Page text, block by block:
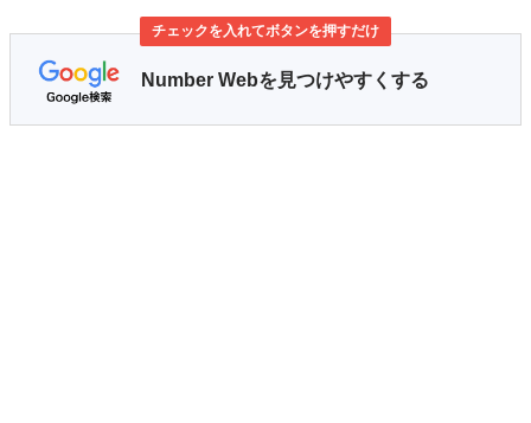
チェックを入れてボタンを押すだけ
Number Webを見つけやすくする